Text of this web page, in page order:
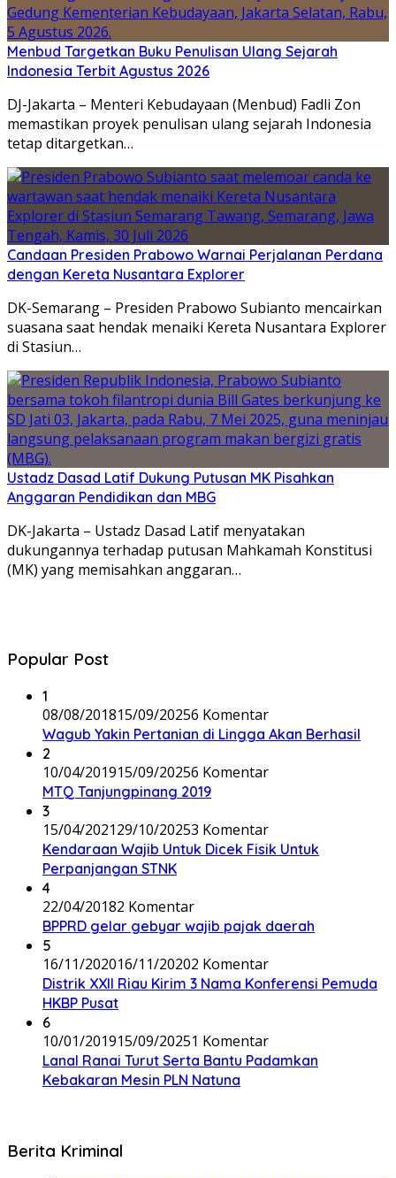
Menbud Targetkan Buku Penulisan Ulang Sejarah
Indonesia Terbit Agustus 2026
DJ-Jakarta – Menteri Kebudayaan (Menbud) Fadli Zon
memastikan proyek penulisan ulang sejarah Indonesia
tetap ditargetkan…
Candaan Presiden Prabowo Warnai Perjalanan Perdana
dengan Kereta Nusantara Explorer
DK-Semarang – Presiden Prabowo Subianto mencairkan
suasana saat hendak menaiki Kereta Nusantara Explorer
di Stasiun…
Ustadz Dasad Latif Dukung Putusan MK Pisahkan
Anggaran Pendidikan dan MBG
DK-Jakarta – Ustadz Dasad Latif menyatakan
dukungannya terhadap putusan Mahkamah Konstitusi
(MK) yang memisahkan anggaran…
Popular Post
1
08/08/201815/09/20256 Komentar
Wagub Yakin Pertanian di Lingga Akan Berhasil
2
10/04/201915/09/20256 Komentar
MTQ Tanjungpinang 2019
3
15/04/202129/10/20253 Komentar
Kendaraan Wajib Untuk Dicek Fisik Untuk
Perpanjangan STNK
4
22/04/20182 Komentar
BPPRD gelar gebyar wajib pajak daerah
5
16/11/202016/11/20202 Komentar
Distrik XXII Riau Kirim 3 Nama Konferensi Pemuda
HKBP Pusat
6
10/01/201915/09/20251 Komentar
Lanal Ranai Turut Serta Bantu Padamkan
Kebakaran Mesin PLN Natuna
Berita Kriminal